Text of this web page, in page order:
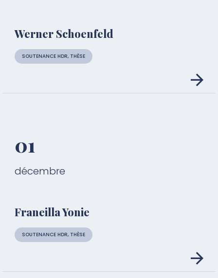
Werner Schoenfeld
SOUTENANCE HDR, THÈSE
01
décembre
Franeilla Yonie
SOUTENANCE HDR, THÈSE